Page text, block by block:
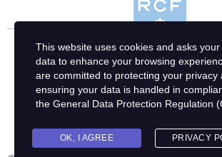
This website uses cookies and asks
data to enhance your browsing
are committed to protecting your privacy
ensuring your data is handled in
the General Data Protection Regulation
OK, I AGREE PRIVACY